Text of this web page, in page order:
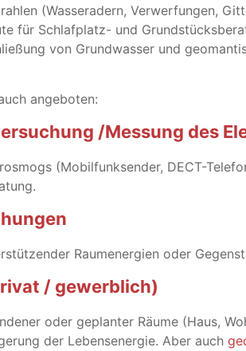
(Wasseradern, Verwerfungen,
für Schlafplatz- und
von Grundwasser und
angeboten:
/Messung des
(Mobilfunksender, DECT-
Raumenergien oder
/ gewerblich)
oder geplanter Räume (Haus,
der Lebensenergie. Aber auch